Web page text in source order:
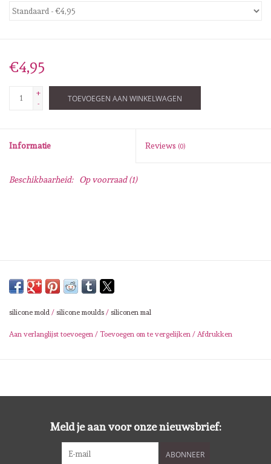
Lijm/ tape
Gereedschap
Impronte D'autore
€4,95
+
-
TOEVOEGEN AAN WINKELWAGEN
Informatie Reviews (0)
Beschikbaarheid: Op voorraad(1)
silicone mold / silicone moulds / siliconen mal
Aan verlanglijst toevoegen / Toevoegen om te vergelijken / Afdrukken
Meld je aan voor onze nieuwsbrief:
ABONNEER